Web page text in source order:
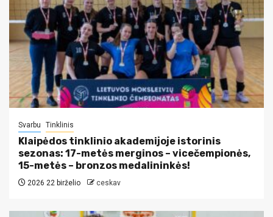
Svarbu Tinklinis
Klaipėdos tinklinio akademijoje istorinis
sezonas: 17-metės merginos – vicečempionės,
15-metės – bronzos medalininkės!
2026 22 birželio ceskav